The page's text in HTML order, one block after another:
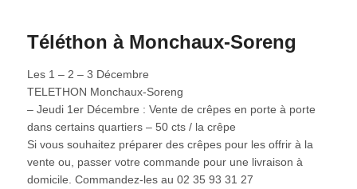
Téléthon à Monchaux-Soreng
Les 1 – 2 – 3 Décembre
TELETHON Monchaux-Soreng
– Jeudi 1er Décembre : Vente de crêpes en porte à porte
dans certains quartiers – 50 cts / la crêpe
Si vous souhaitez préparer des crêpes pour les offrir à la
vente ou, passer votre commande pour une livraison à
domicile. Commandez-les au 02 35 93 31 27